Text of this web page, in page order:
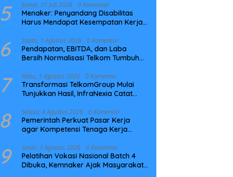
5 Jumat, 31 Juli 2026 0 Komentar
Menaker: Penyandang Disabilitas
Harus Mendapat Kesempatan Kerja
6 Sabtu, 1 Agustus 2026 0 Komentar
Pendapatan, EBITDA, dan Laba
Bersih Normalisasi Telkom Tumbuh
7 Rabu, 5 Agustus 2026 0 Komentar
Transformasi TelkomGroup Mulai
Tunjukkan Hasil, InfraNexia Catat
Digital Nasional
8 Selasa, 4 Agustus 2026 0 Komentar
Pemerintah Perkuat Pasar Kerja
agar Kompetensi Tenaga Kerja
9 Senin, 3 Agustus 2026 0 Komentar
Pelatihan Vokasi Nasional Batch 4
Dibuka, Kemnaker Ajak Masyarakat